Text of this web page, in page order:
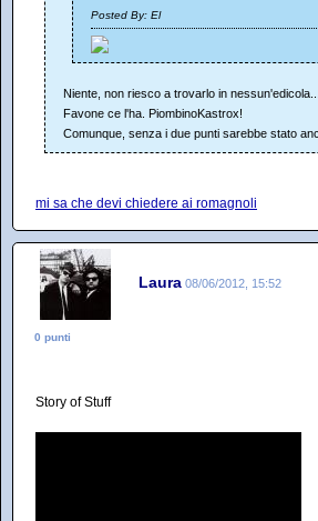
Posted By: El
Niente, non riesco a trovarlo in
Favone ce l'ha. PiombinoKastrox!
Comunque, senza i due punti sarebbe stato
mi sa che devi chiedere ai romagnoli
Laura 08/06/2012, 15:52
0 punti
Story of Stuff